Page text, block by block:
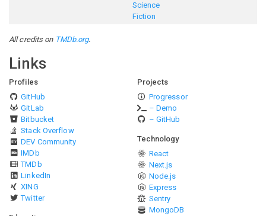
Science
Fiction
All credits on TMDb.org.
Links
Profiles
GitHub
GitLab
Bitbucket
Stack Overflow
DEV Community
IMDb
TMDb
LinkedIn
XING
Twitter
Projects
Progressor
– Demo
– GitHub
Technology
React
Next.js
Node.js
Express
Sentry
MongoDB